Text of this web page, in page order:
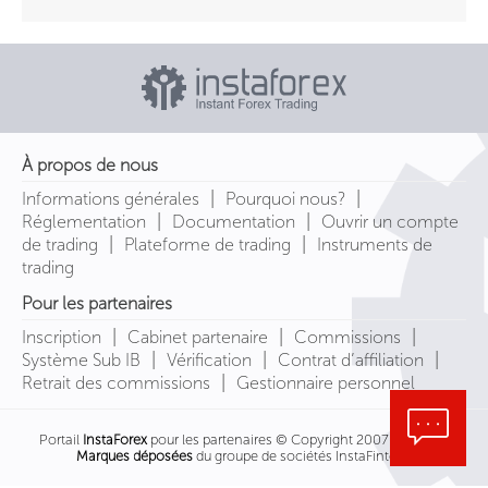
À propos de nous
Informations générales
| Pourquoi nous? |
Réglementation | Documentation |
Ouvrir un compte
de trading
| Plateforme de trading |
Instruments de
trading
Pour les partenaires
Inscription
| Cabinet partenaire | Commissions |
Système Sub IB | Vérification | Contrat d’affiliation |
Retrait des commissions | Gestionnaire personnel
Portail InstaForex pour les partenaires © Copyright 2007-2026
Marques déposéesdu groupe de sociétés InstaFintech